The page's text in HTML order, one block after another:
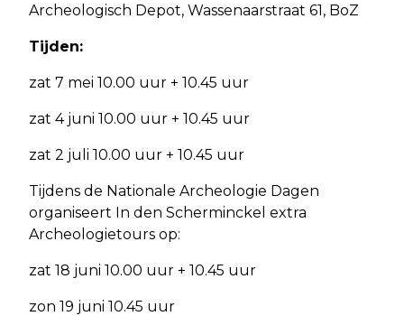
Archeologisch Depot, Wassenaarstraat 61, BoZ
Tijden:
zat 7 mei 10.00 uur + 10.45 uur
zat 4 juni 10.00 uur + 10.45 uur
zat 2 juli 10.00 uur + 10.45 uur
Tijdens de Nationale Archeologie Dagen
organiseert In den Scherminckel extra
Archeologietours op:
zat 18 juni 10.00 uur + 10.45 uur
zon 19 juni 10.45 uur